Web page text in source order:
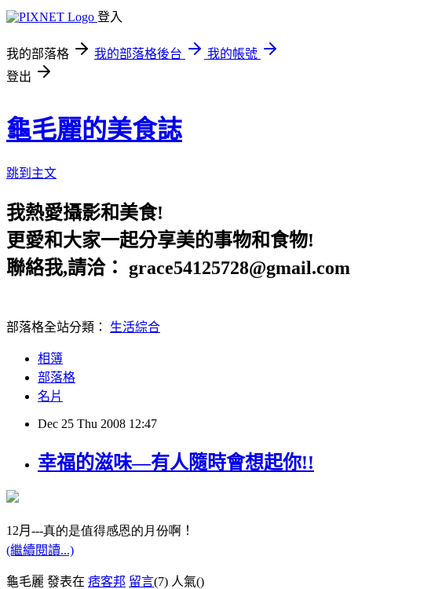
登入
我的部落格 我的部落格後台
我的帳號
登出
龜毛麗的美食誌
跳到主文
我熱愛攝影和美食!
更愛和大家一起分享美的事物和食物!
聯絡我,請洽： grace54125728@gmail.com
部落格全站分類： 生活綜合
相簿
部落格
名片
Dec 25 Thu 2008 12:47
幸福的滋味—有人隨時會想起你!!
12月 ---真的是值得感恩的月份啊 ！
(繼續閱讀...)
龜毛麗 發表在 痞客邦 留言(7) 人氣()